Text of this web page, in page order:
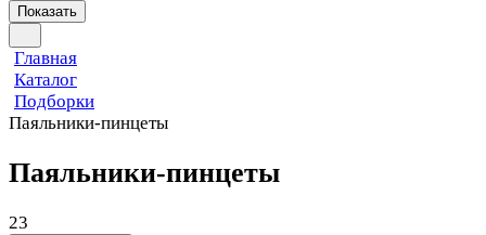
Показать
Главная
Каталог
Подборки
Паяльники-пинцеты
Паяльники-пинцеты
23